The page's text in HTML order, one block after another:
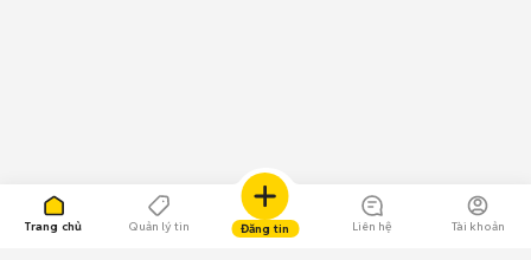
Trang chủ Quản lý tin Đăng tin Liên hệ Tài khoản